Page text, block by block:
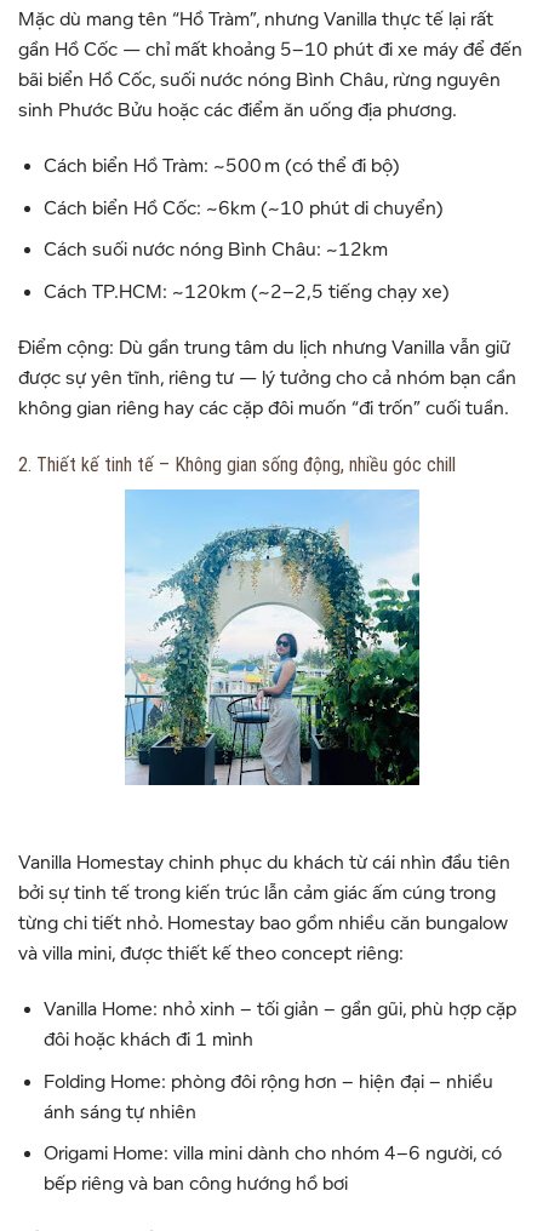
Mặc dù mang tên “Hồ Tràm”, nhưng Vanilla thực tế lại rất
gần Hồ Cốc — chỉ mất khoảng 5–10 phút đi xe máy để đến
bãi biển Hồ Cốc, suối nước nóng Bình Châu, rừng nguyên
sinh Phước Bửu hoặc các điểm ăn uống địa phương.
Cách biển Hồ Tràm: ~500 m (có thể đi bộ)
Cách biển Hồ Cốc: ~6km (~10 phút di chuyển)
Cách suối nước nóng Bình Châu: ~12km
Cách TP.HCM: ~120km (~2–2,5 tiếng chạy xe)
Điểm cộng: Dù gần trung tâm du lịch nhưng Vanilla vẫn giữ
được sự yên tĩnh, riêng tư — lý tưởng cho cả nhóm bạn cần
không gian riêng hay các cặp đôi muốn “đi trốn” cuối tuần.
2. Thiết kế tinh tế – Không gian sống động, nhiều góc chill
Vanilla Homestay chinh phục du khách từ cái nhìn đầu tiên
bởi sự tinh tế trong kiến trúc lẫn cảm giác ấm cúng trong
từng chi tiết nhỏ. Homestay bao gồm nhiều căn bungalow
và villa mini, được thiết kế theo concept riêng:
Vanilla Home: nhỏ xinh – tối giản – gần gũi, phù hợp cặp
đôi hoặc khách đi 1 mình
Folding Home: phòng đôi rộng hơn – hiện đại – nhiều
ánh sáng tự nhiên
Origami Home: villa mini dành cho nhóm 4–6 người, có
bếp riêng và ban công hướng hồ bơi